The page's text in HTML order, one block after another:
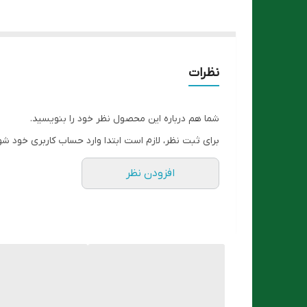
نظرات
شما هم درباره این محصول نظر خود را بنویسید.
برای ثبت نظر، لازم است ابتدا وارد حساب کاربری خود
افزودن نظر